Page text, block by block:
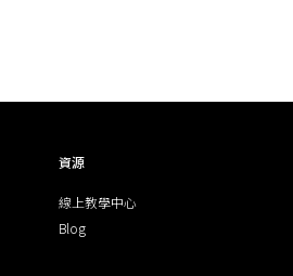
資源
線上教學中心
Blog